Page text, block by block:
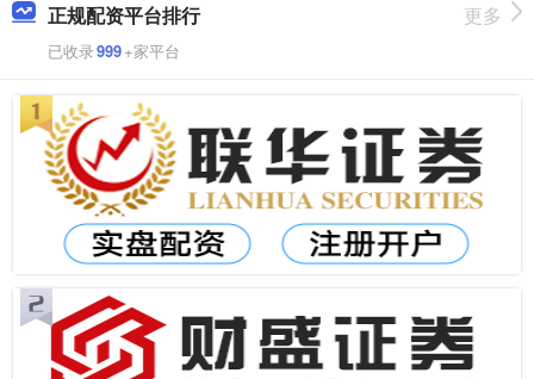
正规配资平台排行
已收录999+家平台
更多